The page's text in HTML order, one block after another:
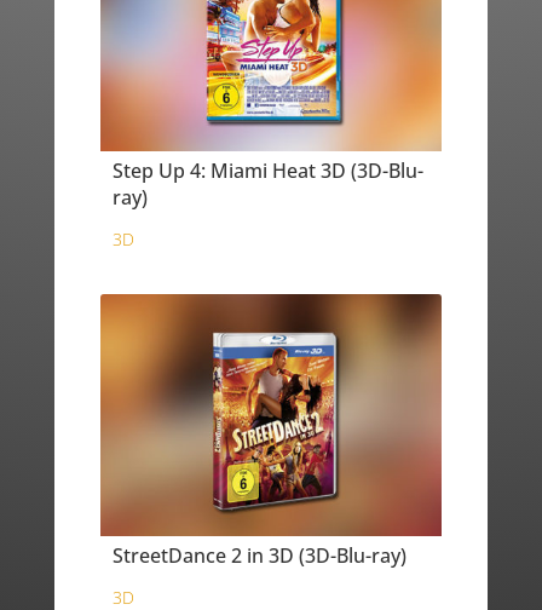
Step Up 4: Miami Heat 3D (3D-Blu-
ray)
3D
StreetDance 2 in 3D (3D-Blu-ray)
3D